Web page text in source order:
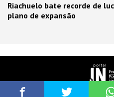
Riachuelo bate recorde de
plano de expansão